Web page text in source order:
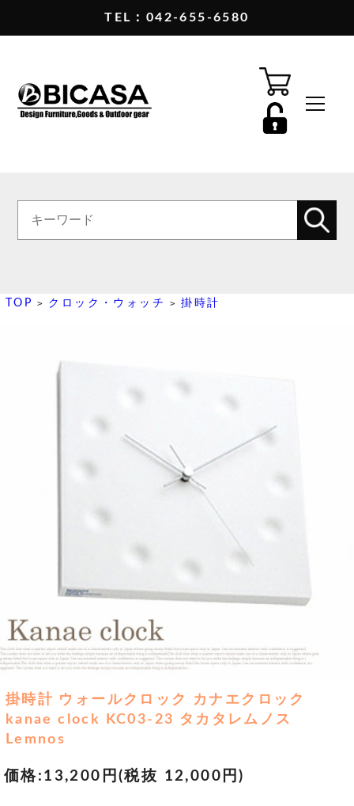
TEL：042-655-6580
TOP > クロック・ウォッチ > 掛時計
掛時計 ウォールクロック カナエクロック
kanae clock KC03-23 タカタレムノス
Lemnos
価格: 13,200円(税抜 12,000円)